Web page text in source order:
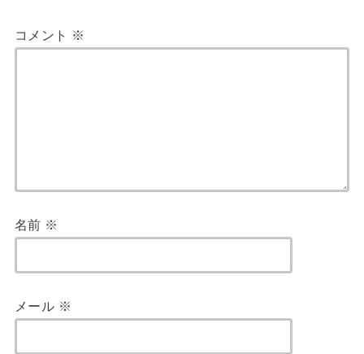
コメント ※
名前 ※
メール ※